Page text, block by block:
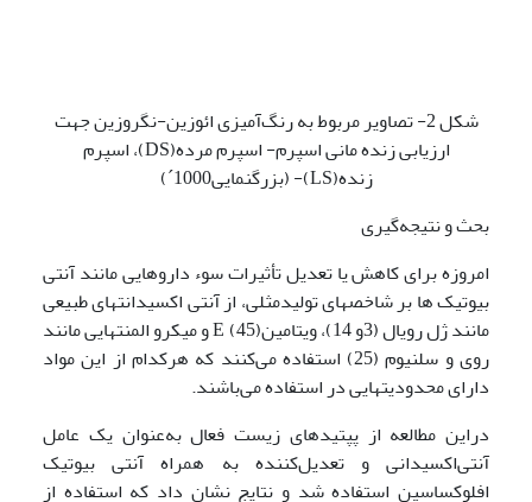
شکل 2- تصاویر مربوط به رنگ‌آمیزی ائوزین-نگروزین جهت
ارزیابی زنده مانی اسپرم- اسپرم مرده(DS)، اسپرم
زنده(LS)- (بزرگنمایی1000´)
بحث و نتیجه‌گیری
امروزه برای کاهش یا تعدیل تأثیرات سوء داروهایی مانند آنتی
بیوتیک ها بر شاخصهای تولیدمثلی، از آنتی اکسیدانتهای طبیعی
مانند ژل رویال (3و 14)، ویتامینE (45) و میکرو المنتهایی مانند
روی و سلنیوم (25) استفاده می‌کنند که هرکدام از این مواد
دارای محدودیتهایی در استفاده می‌باشند.
دراین مطالعه از پپتیدهای زیست فعال به‌عنوان یک عامل
آنتی‌اکسیدانی و تعدیل‌کننده به همراه آنتی بیوتیک
افلوکساسین استفاده شد و نتایج نشان داد که استفاده از